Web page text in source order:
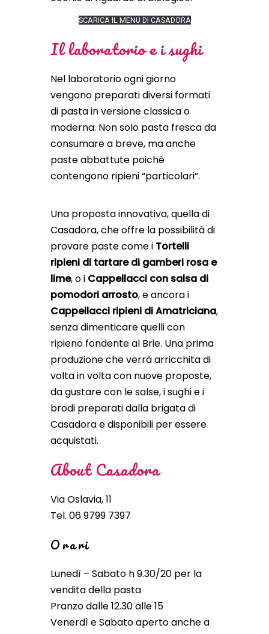
SCARICA IL MENU DI CASADORA
Il laboratorio e i sughi
Nel laboratorio ogni giorno
vengono preparati diversi formati
di pasta in versione classica o
moderna. Non solo pasta fresca da
consumare a breve, ma anche
paste abbattute poiché
contengono ripieni “particolari”.
Una proposta innovativa, quella di
Casadora, che offre la possibilità di
provare paste come i Tortelli
ripieni di tartare di gamberi rosa e
lime, o i Cappellacci con salsa di
pomodori arrosto, e ancora i
Cappellacci ripieni di Amatriciana,
senza dimenticare quelli con
ripieno fondente al Brie. Una prima
produzione che verrà arricchita di
volta in volta con nuove proposte,
da gustare con le salse, i sughi e i
brodi preparati dalla brigata di
Casadora e disponibili per essere
acquistati.
About Casadora
Via Oslavia, 11
Tel. 06 9799 7397
Orari
Lunedì – Sabato h 9.30/20 per la
vendita della pasta
Pranzo dalle 12.30 alle 15
Venerdì e Sabato aperto anche a